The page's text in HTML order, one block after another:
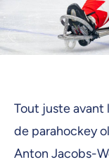
Tout juste avant
de parahockey
Anton Jacobs-